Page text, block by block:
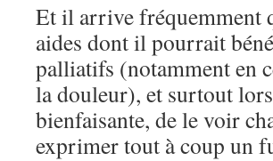
Et il arrive fréquemment
aides dont il pourrait
palliatifs (notamment en
la douleur), et surtout
bienfaisante, de le voir
exprimer tout à coup un